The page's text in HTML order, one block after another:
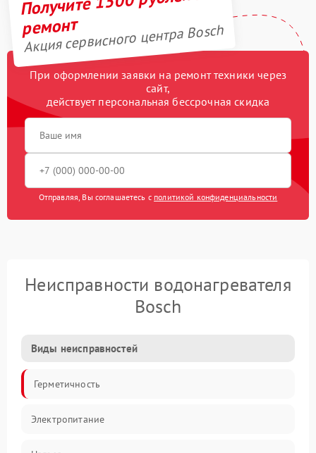
ремонт
Акция сервисного центра Bosch
При оформлении заявки на ремонт техники через
сайт,
действует персональная бессрочная скидка
Отправляя, Вы соглашаетесь с политикой конфиденциальности
Неисправности водонагревателя
Bosch
Виды неисправностей
Герметичность
Электропитание